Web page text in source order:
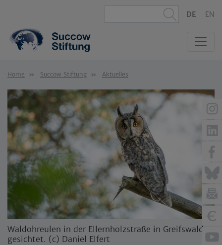
DE EN
Home Succow Stiftung Aktuelles
Waldohreulen in der Ellernholzstraße in Greifswald
gesichtet. (c) Daniel Elfert